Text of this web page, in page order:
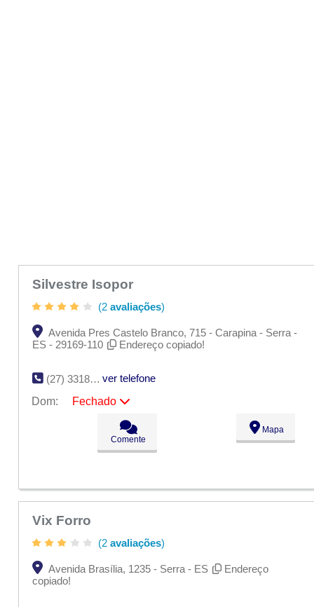
Silvestre Isopor
(2 avaliações)
Avenida Pres Castelo Branco, 715 - Carapina - Serra -
ES - 29169-110
Endereço copiado!
(27) 3318-5439
ver telefone
Dom:
Fechado
09:00 - 18:00
09:00 - 18:00
09:00 - 18:00
Comente
Mapa
Vix Forro
(2 avaliações)
Avenida Brasília, 1235 - Serra - ES
Endereço
copiado!